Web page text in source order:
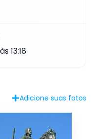
13:18
Adicione suas fotos